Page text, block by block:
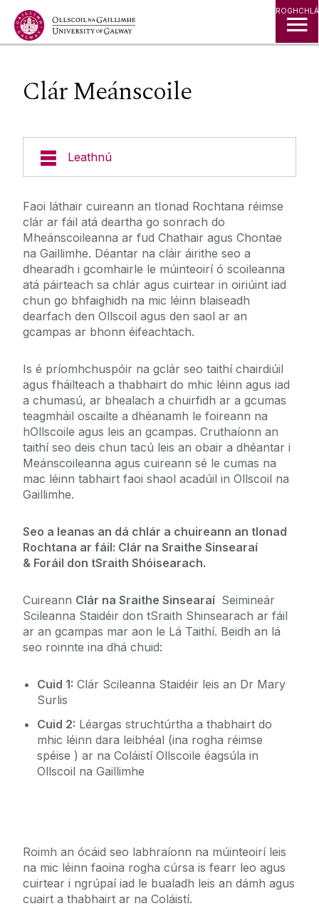
Léim go Ábhar
Clár Meánscoile
Leathnú
Cúrsa Rochtana ar an Ardoideachas - Mic Léinn
Lánfhásta
Cúrsa Rochtana ar an Ardoideachas - Lucht
Fágála Scoile
Bealach Rochtana ar Ardoideachas
Clár Bunscoile
In the News..
QQI (FETAC)
An tSeirbhís Tacaíochta Míchumais
Mic Léinn Lánfhásta
Faoi láthair cuireann an tIonad Rochtana réimse
clár ar fáil atá deartha go sonrach do
Mheánscoileanna ar fud Chathair agus Chontae
na Gaillimhe. Déantar na cláir áirithe seo a
dhearadh i gcomhairle le múinteoirí ó scoileanna
atá páirteach sa chlár agus cuirtear in oiriúint iad
chun go bhfaighidh na mic léinn blaiseadh
dearfach den Ollscoil agus den saol ar an
gcampas ar bhonn éifeachtach.
Is é príomhchuspóir na gclár seo taithí chairdiúil
agus fháilteach a thabhairt do mhic léinn agus iad
a chumasú, ar bhealach a chuirfidh ar a gcumas
teagmháil oscailte a dhéanamh le foireann na
hOllscoile agus leis an gcampas. Cruthaíonn an
taithí seo deis chun tacú leis an obair a dhéantar i
Meánscoileanna agus cuireann sé le cumas na
mac léinn tabhairt faoi shaol acadúil in Ollscoil na
Gaillimhe.
Seo a leanas an dá chlár a chuireann an tIonad
Rochtana ar fáil: Clár na Sraithe Sinsearaí
& Foráil don tSraith Shóisearach.
Cuireann Clár na Sraithe Sinsearaí Seimineár
Scileanna Staidéir don tSraith Shinsearach ar fáil
ar an gcampas mar aon le Lá Taithí. Beidh an lá
seo roinnte ina dhá chuid:
Cuid 1: Clár Scileanna Staidéir leis an Dr Mary
Surlis
Cuid 2: Léargas struchtúrtha a thabhairt do
mhic léinn dara leibhéal (ina rogha réimse
spéise ) ar na Coláistí Ollscoile éagsúla in
Ollscoil na Gaillimhe
Roimh an ócáid ​​seo labhraíonn na múinteoirí leis
na mic léinn faoina rogha cúrsa is fearr leo agus
cuirtear i ngrúpaí iad le bualadh leis an dámh agus
cuairt a thabhairt ar na Coláistí.